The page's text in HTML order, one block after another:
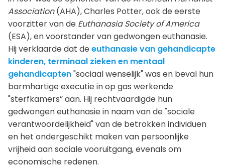
Association(AHA), Charles Potter, ook de eerste
voorzitter van de Euthanasia Society of America
(ESA), en voorstander van gedwongen euthanasie.
Hij verklaarde dat deeuthanasie van gehandicapte
kinderen, terminaal zieken en mentaal
gehandicapten"sociaal wenselijk" was en beval hun
barmhartige executie in op gas werkende
"sterfkamers” aan. Hij rechtvaardigde hun
gedwongen euthanasie in naam van de "sociale
verantwoordelijkheid" van de betrokken individuen
en het ondergeschikt maken van persoonlijke
vrijheid aan sociale vooruitgang, evenals om
economische redenen.